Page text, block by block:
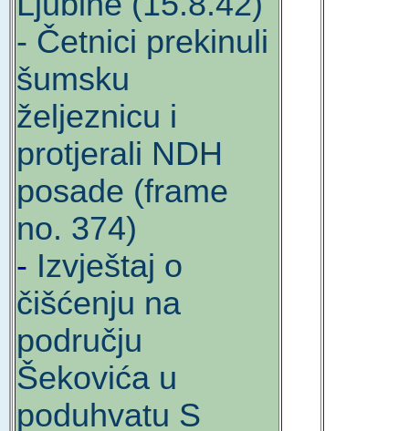
- Četnici prekinuli
šumsku
željeznicu i
protjerali NDH
posade (frame
no. 374)
- Izvještaj o
čišćenju na
području
Šekovića u
poduhvatu S